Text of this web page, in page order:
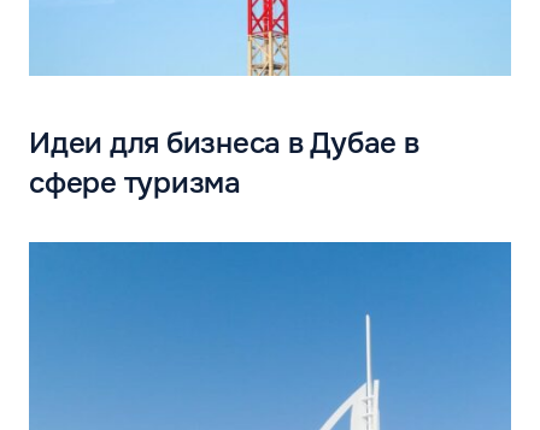
Идеи для бизнеса в Дубае в
сфере туризма